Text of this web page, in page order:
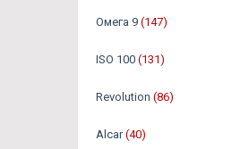
Омега 9 (147)
ISO 100 (131)
Revolution (86)
Alcar (40)